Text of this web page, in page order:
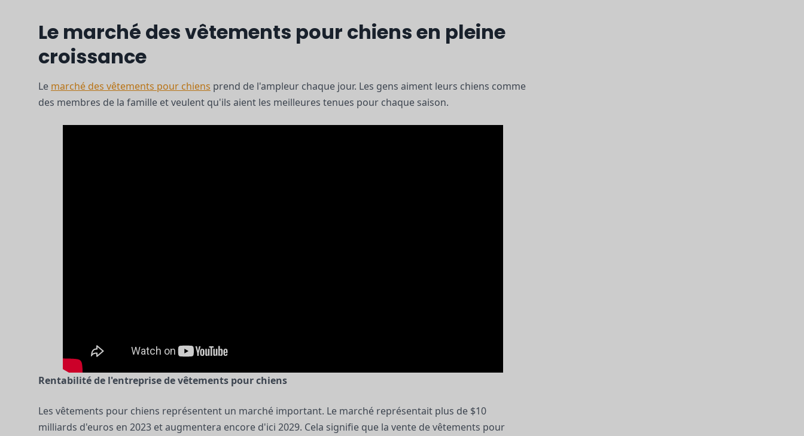
Le marché des vêtements pour chiens en pleine
croissance
Le marché des vêtements pour chiens prend de l'ampleur chaque jour. Les gens aiment leurs chiens comme
des membres de la famille et veulent qu'ils aient les meilleures tenues pour chaque saison.
Rentabilité de l'entreprise de vêtements pour chiens
Les vêtements pour chiens représentent un marché important. Le marché représentait plus de $10
milliards d'euros en 2023 et augmentera encore d'ici 2029. Cela signifie que la vente de vêtements pour